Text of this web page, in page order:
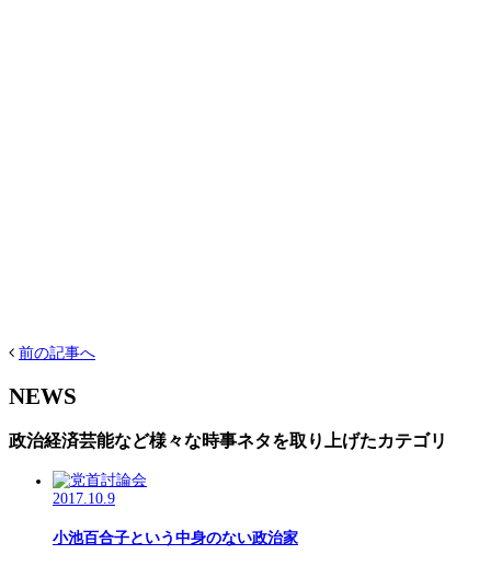
前の記事へ
NEWS
政治経済芸能など様々な時事ネタを取り上げたカテゴリ
2017.10.9
小池百合子という中身のない政治家